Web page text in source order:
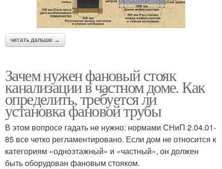
читать дальше →
Зачем нужен фановый стояк
канализации в частном доме. Как
определить, требуется ли
установка фановой трубы
В этом вопросе гадать не нужно: нормами СНиП 2.04.01-
85 все четко регламентировано. Если дом не относится к
категориям «одноэтажный» и «частный», он должен
быть оборудован фановым стояком.